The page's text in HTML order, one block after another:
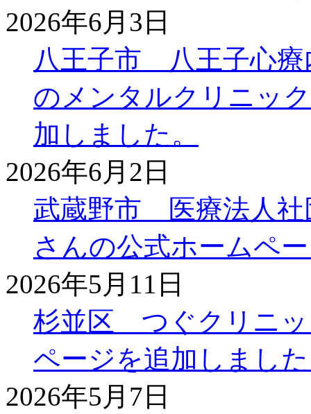
2026年6月3日
八王子市 八王子心療
のメンタルクリニッ
加しました。
2026年6月2日
武蔵野市 医療法人
さんの公式ホームペ
2026年5月11日
杉並区 つぐクリニッ
ページを追加しまし
2026年5月7日